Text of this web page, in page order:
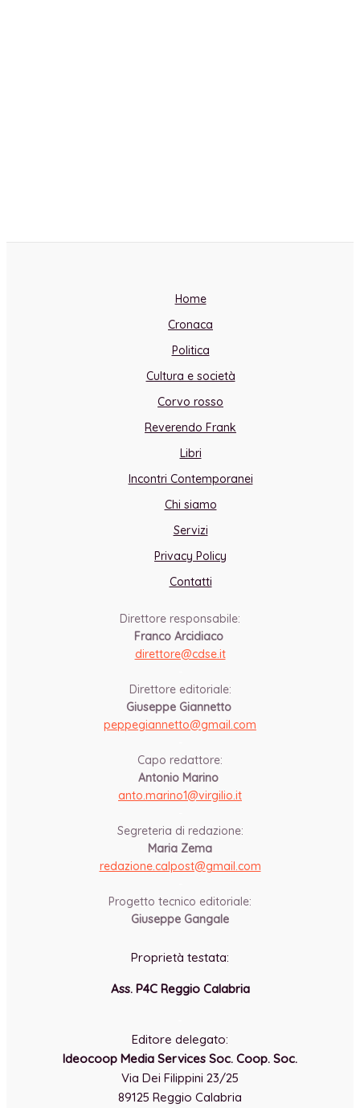
Home
Cronaca
Politica
Cultura e società
Corvo rosso
Reverendo Frank
Libri
Incontri Contemporanei
Chi siamo
Servizi
Privacy Policy
Contatti
Direttore responsabile:
Franco Arcidiaco
direttore@cdse.it
Direttore editoriale:
Giuseppe Giannetto
peppegiannetto@gmail.com
Capo redattore:
Antonio Marino
anto.marino1@virgilio.it
Segreteria di redazione:
Maria Zema
redazione.calpost@gmail.com
Progetto tecnico editoriale:
Giuseppe Gangale
Proprietà testata:
Ass. P4C Reggio Calabria
Editore delegato:
Ideocoop Media Services Soc. Coop. Soc.
Via Dei Filippini 23/25
89125 Reggio Calabria